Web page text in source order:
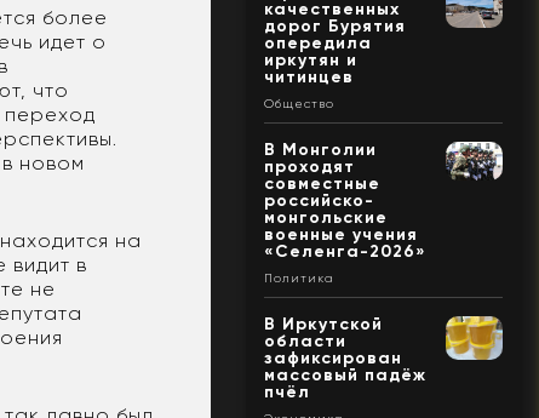
более
идет о
что
переход
новом
на
видит в
не
качественных
дорог Бурятия
опередила
иркутян и
читинцев
Общество
В Монголии
проходят
совместные
российско-
монгольские
военные учения
«Селенга-2026»
Политика
В Иркутской
области
зафиксирован
массовый падёж
пчёл